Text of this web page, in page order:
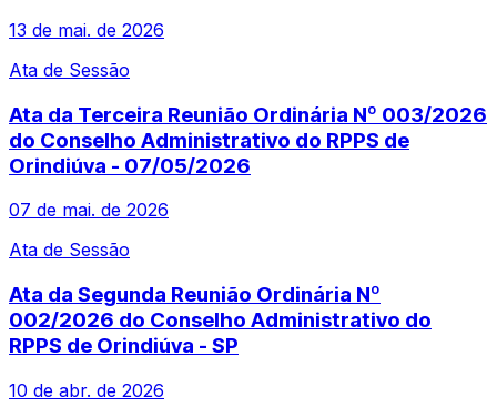
13 de mai. de 2026
Ata de Sessão
Ata da Terceira Reunião Ordinária Nº 003/2026
do Conselho Administrativo do RPPS de
Orindiúva - 07/05/2026
07 de mai. de 2026
Ata de Sessão
Ata da Segunda Reunião Ordinária Nº
002/2026 do Conselho Administrativo do
RPPS de Orindiúva - SP
10 de abr. de 2026